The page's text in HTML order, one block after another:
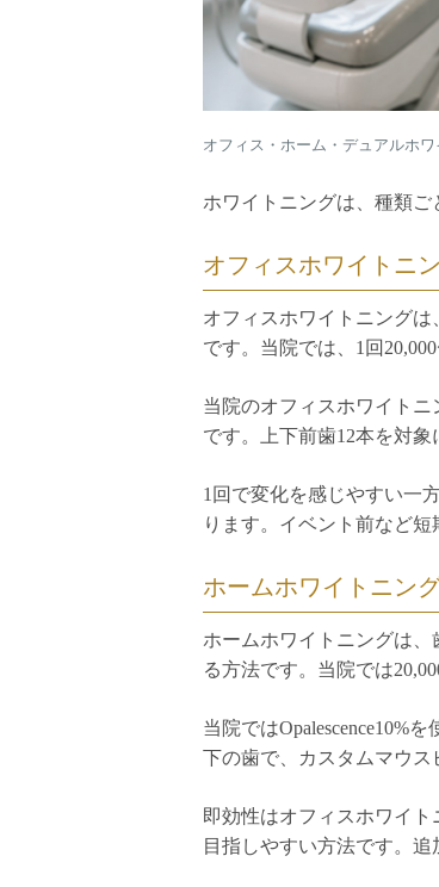
オフィス・ホーム・デュアルホ
ホワイトニングは、種類ご
オフィスホワイトニ
オフィスホワイトニング
です。当院では、1回
当院のオフィスホワイト
です。上下前歯12本を対
1回で変化を感じやすい一
ります。イベント前など短
ホームホワイトニン
ホームホワイトニングは
る方法です。当院では
当院ではOpalescence10%
下の歯で、カスタムマウス
即効性はオフィスホワイ
目指しやすい方法です。